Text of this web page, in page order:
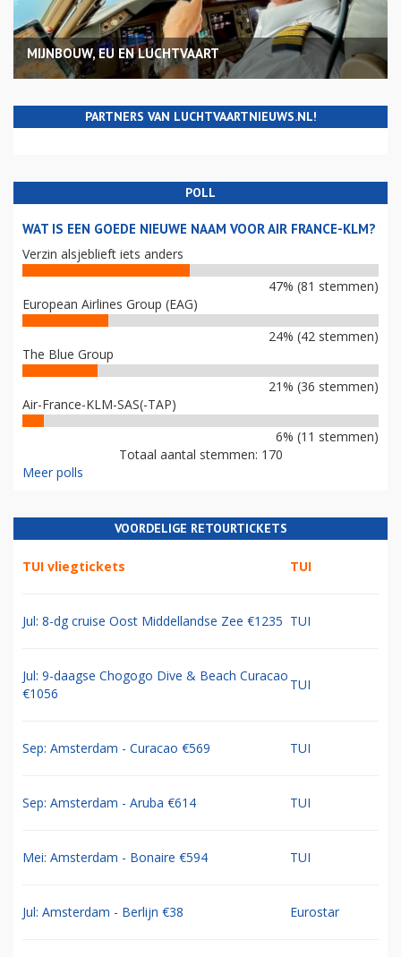
MIJNBOUW, EU EN LUCHTVAART
PARTNERS VAN LUCHTVAARTNIEUWS.NL!
POLL
WAT IS EEN GOEDE NIEUWE NAAM VOOR AIR FRANCE-KLM?
Verzin alsjeblieft iets anders
47% (81 stemmen)
European Airlines Group (EAG)
24% (42 stemmen)
The Blue Group
21% (36 stemmen)
Air-France-KLM-SAS(-TAP)
6% (11 stemmen)
Totaal aantal stemmen: 170
Meer polls
VOORDELIGE RETOURTICKETS
TUI vliegtickets TUI
Jul: 8-dg cruise Oost Middellandse Zee €1235 TUI
Jul: 9-daagse Chogogo Dive & Beach Curacao
€1056
TUI
Sep: Amsterdam - Curacao €569 TUI
Sep: Amsterdam - Aruba €614 TUI
Mei: Amsterdam - Bonaire €594 TUI
Jul: Amsterdam - Berlijn €38 Eurostar